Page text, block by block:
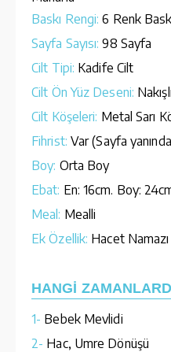
Baskı Rengi: 6 Renk
Sayfa Sayısı: 98 Sayfa
Cilt Tipi: Kadife Cilt
Cilt Ön Yüz Deseni: Nakışlı
Cilt Köşeleri: Metal Sarı
Fihrist: Var (Sayfa
Boy: Orta Boy
Ebat: En: 16cm. Boy:
Meal: Mealli
Ek Özellik: Hacet Namazı
HANGİ
1- Bebek Mevlidi
2- Hac, Umre Dönüşü